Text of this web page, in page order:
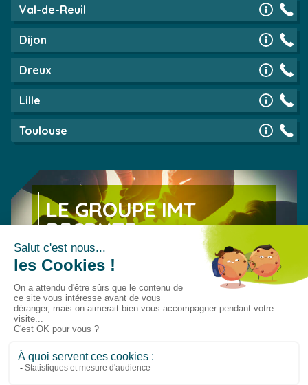
Val-de-Reuil
Dijon
Dreux
Lille
Toulouse
LE GROUPE IMT
RECRUTE
Découvrez nos offres d’emploi